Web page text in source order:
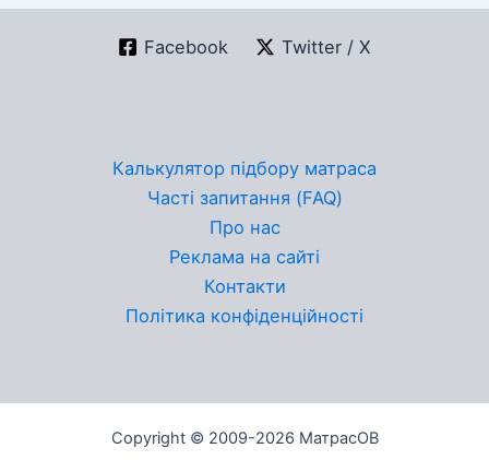
Facebook Twitter / X
Калькулятор підбору матраса
Часті запитання (FAQ)
Про нас
Реклама на сайті
Контакти
Політика конфіденційності
Copyright © 2009-2026 МатрасОВ